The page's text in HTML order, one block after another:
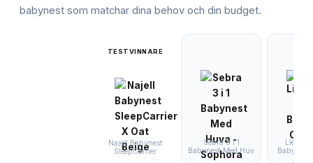
babynest som matchar dina behov och din budget.
TESTVINNARE
Najell Babynest
SleepCarrier
Sebra 3 i 1
Babynest Med Huv
Babynest